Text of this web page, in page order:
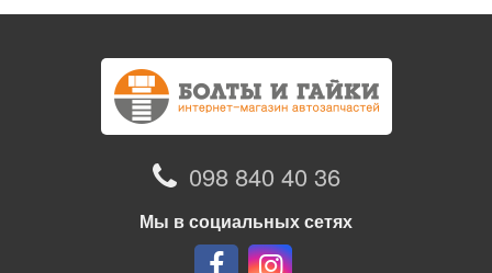
098 840 40 36
Мы в социальных сетях